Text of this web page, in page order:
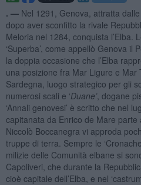
. — Nel 1291, Genova, attratta
dopo aver sconfitto la rivale
Meloria nel 1284, conquista l’Elba.
‘Superba’, come appellò Genova il
la doppia occasione che l’Elba
una posizione fra Mar Ligure e
Sardegna, luogo strategico per gli
numerosi scali e ‘Duane’, dogane
‘Annali genovesi’ è scritto che nel
capitanata da Enrico de Mare parte
Niccolò Boccanegra vi approda
truppe di terra. Sempre le
milizie delle Comunità elbane si
Capoliveri, che durante la
cioè capitale dell’Elba, e nel